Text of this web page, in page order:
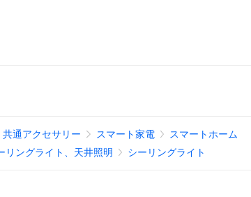
共通アクセサリー スマート家電
スマートホーム
リングライト、天井照明 シーリングライト